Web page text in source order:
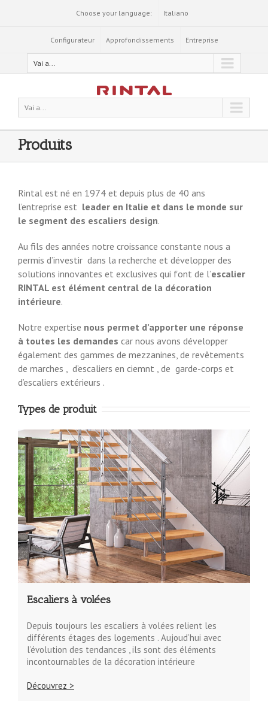
Choose your language: Italiano
Configurateur Approfondissements Entreprise
Vai a...
Vai a...
Produits
Rintal est né en 1974 et depuis plus de 40 ans
l’entreprise est leader en Italie et dans le monde sur
le segment des escaliers design.
Au fils des années notre croissance constante nous a
permis d’investir dans la recherche et développer des
solutions innovantes et exclusives qui font de l’escalier
RINTAL est élément central de la décoration
intérieure.
Notre expertise nous permet d’apporter une réponse
à toutes les demandes car nous avons développer
également des gammes de mezzanines, de revêtements
de marches , d’escaliers en ciemnt , de garde-corps et
d’escaliers extérieurs .
Types de produit
Escaliers à volées
Depuis toujours les escaliers à volées relient les
différents étages des logements . Aujoud’hui avec
l’évolution des tendances , ils sont des éléments
incontournables de la décoration intérieure
Découvrez >